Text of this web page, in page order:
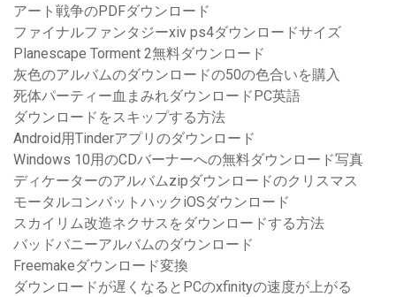
アート戦争のPDFダウンロード
ファイナルファンタジーxiv ps4ダウンロードサイズ
Planescape Torment 2無料ダウンロード
灰色のアルバムのダウンロードの50の色合いを購入
死体パーティー血まみれダウンロードPC英語
ダウンロードをスキップする方法
Android用Tinderアプリのダウンロード
Windows 10用のCDバーナーへの無料ダウンロード写真
ディケーターのアルバムzipダウンロードのクリスマス
モータルコンバットハックiOSダウンロード
スカイリム改造ネクサスをダウンロードする方法
バッドバニーアルバムのダウンロード
Freemakeダウンロード変換
ダウンロードが遅くなるとPCのxfinityの速度が上がる